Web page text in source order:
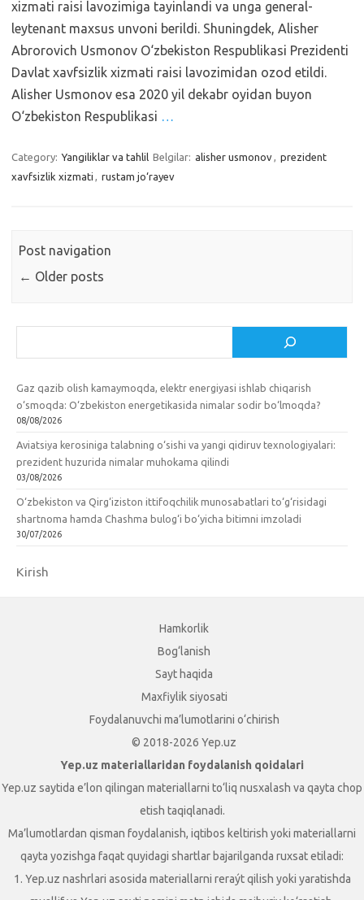
xizmati raisi lavozimiga tayinlandi va unga general-
leytenant maxsus unvoni berildi. Shuningdek, Alisher
Abrorovich Usmonov O‘zbekiston Respublikasi Prezidenti
Davlat xavfsizlik xizmati raisi lavozimidan ozod etildi.
Alisher Usmonov esa 2020 yil dekabr oyidan buyon
O‘zbekiston Respublikasi …
Category: Yangiliklar va tahlil Belgilar: alisher usmonov, prezident
xavfsizlik xizmati , rustam jo‘rayev
Post navigation
← Older posts
Gaz qazib olish kamaymoqda, elektr energiyasi ishlab chiqarish
o‘smoqda: O‘zbekiston energetikasida nimalar sodir bo‘lmoqda?
08/08/2026
Aviatsiya kerosiniga talabning o‘sishi va yangi qidiruv texnologiyalari:
prezident huzurida nimalar muhokama qilindi
03/08/2026
O‘zbekiston va Qirg‘iziston ittifoqchilik munosabatlari to‘g‘risidagi
shartnoma hamda Chashma bulog‘i bo‘yicha bitimni imzoladi
30/07/2026
Kirish
Hamkorlik
Bog‘lanish
Sayt haqida
Maxfiylik siyosati
Foydalanuvchi ma’lumotlarini o‘chirish
© 2018-2026 Yep.uz
Yep.uz materiallaridan foydalanish qoidalari
Yep.uz saytida e’lon qilingan materiallarni to‘liq nusxalash va qayta chop
etish taqiqlanadi.
Ma’lumotlardan qisman foydalanish, iqtibos keltirish yoki materiallarni
qayta yozishga faqat quyidagi shartlar bajarilganda ruxsat etiladi:
1. Yep.uz nashrlari asosida materiallarni reraýt qilish yoki yaratishda